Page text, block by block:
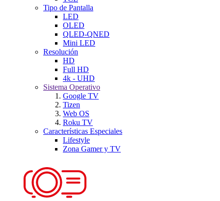
Tipo de Pantalla
LED
OLED
QLED-QNED
Mini LED
Resolución
HD
Full HD
4k - UHD
Sistema Operativo
Google TV
Tizen
Web OS
Roku TV
Características Especiales
Lifestyle
Zona Gamer y TV